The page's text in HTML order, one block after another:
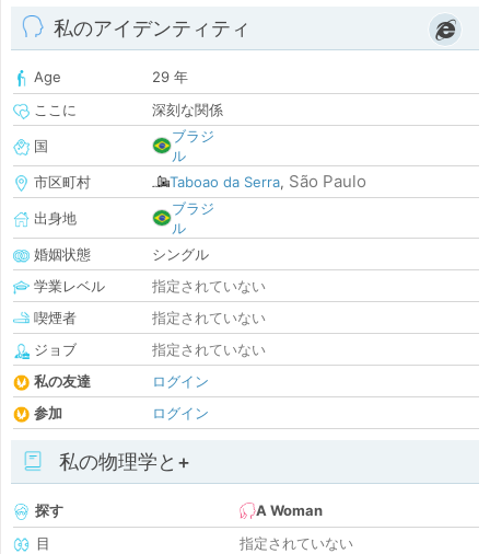
私のアイデンティティ
Age
29 年
ここに
深刻な関係
国
ブラジ
ル
市区町村
Taboao da Serra, São Paulo
出身地
ブラジ
ル
婚姻状態
シングル
学業レベル
指定されていない
喫煙者
指定されていない
ジョブ
指定されていない
私の友達
ログイン
参加
ログイン
私の物理学と+
探す
A Woman
目
指定されていない